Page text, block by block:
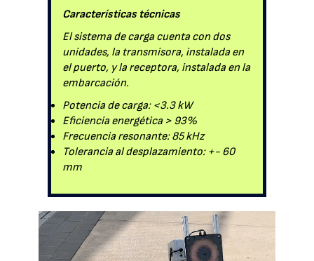
Características técnicas
El sistema de carga cuenta con dos
unidades, la transmisora, instalada en
el puerto, y la receptora, instalada en la
embarcación.
Potencia de carga: <3.3 kW
Eficiencia energética > 93%
Frecuencia resonante: 85 kHz
Tolerancia al desplazamiento: +- 60
mm